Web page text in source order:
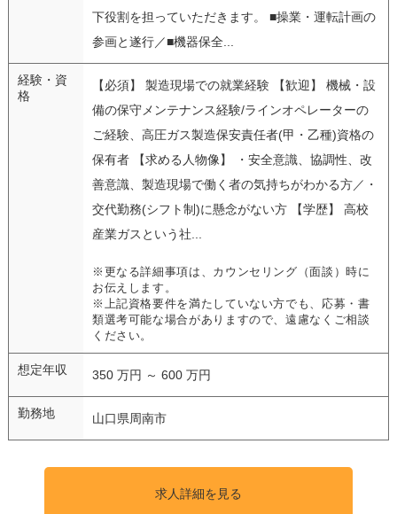
下役割を担っていただきます。 ■操業・運転計画の
参画と遂行／■機器保全...
経験・資
格
【必須】 製造現場での就業経験 【歓迎】 機械・設
備の保守メンテナンス経験/ラインオペレーターの
ご経験、高圧ガス製造保安責任者(甲・乙種)資格の
保有者 【求める人物像】 ・安全意識、協調性、改
善意識、製造現場で働く者の気持ちがわかる方／・
交代勤務(シフト制)に懸念がない方 【学歴】 高校
産業ガスという社...
※更なる詳細事項は、カウンセリング（面談）時に
お伝えします。
※上記資格要件を満たしていない方でも、応募・書
類選考可能な場合がありますので、遠慮なくご相談
ください。
想定年収 350 万円 ～ 600 万円
勤務地 山口県周南市
求人詳細を見る